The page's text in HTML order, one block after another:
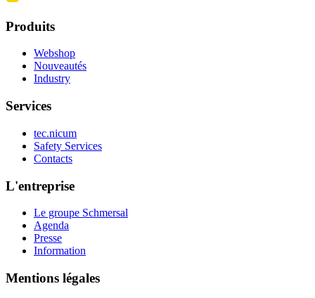
Produits
Webshop
Nouveautés
Industry
Services
tec.nicum
Safety Services
Contacts
L'entreprise
Le groupe Schmersal
Agenda
Presse
Information
Mentions légales